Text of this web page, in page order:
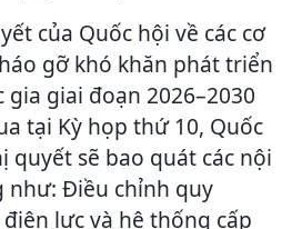
của Quốc hội về các cơ
gỡ khó khăn phát triển
giai đoạn 2026–2030
tại Kỳ họp thứ 10, Quốc
quyết sẽ bao quát các nội
như: Điều chỉnh quy
lực và hệ thống cấp